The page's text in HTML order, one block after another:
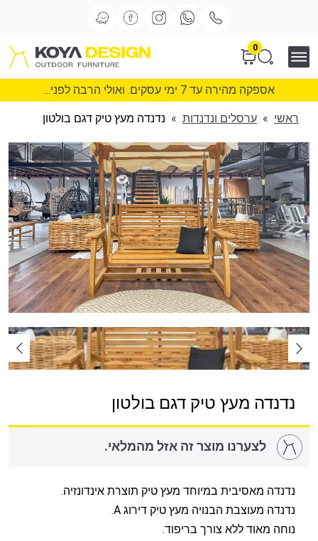
0
אספקה מהירה עד 7 ימי עסקים. ואולי הרבה לפני...
ראשי » ערסלים ונדנדות » נדנדה מעץ טיק דגם בולטון
נדנדה מעץ טיק דגם בולטון
לצערנו מוצר זה אזל מהמלאי.
נדנדה מאסיבית במיוחד מעץ טיק תוצרת אינדונזיה.
נדנדה מעוצבת הבנויה מעץ טיק דירוג A.
נוחה מאוד ללא צורך בריפוד.